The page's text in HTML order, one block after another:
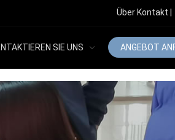
Über Kontakt
SIE UNS ANGEBOT